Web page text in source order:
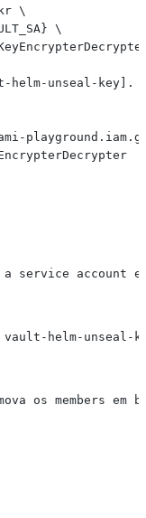
\
\
helm-unseal-key].
a service
vault-helm-
os members em